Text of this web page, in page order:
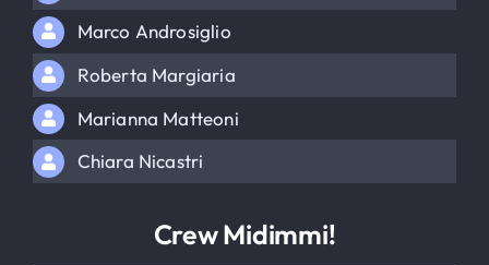
Marco Androsiglio
Roberta Margiaria
Marianna Matteoni
Chiara Nicastri
Crew Midimmi!